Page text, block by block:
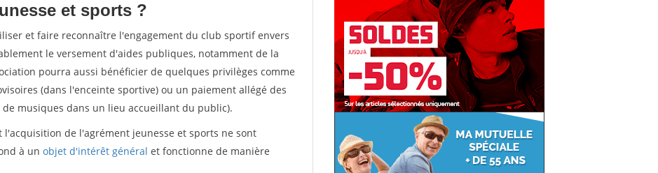
et sports ?
et faire reconnaître l'engagement du club sportif envers
le versement d'aides publiques, notamment de la
pourra aussi bénéficier de quelques privilèges comme
(dans l'enceinte sportive) ou un paiement allégé des
de musiques dans un lieu accueillant du public).
de l'agrément jeunesse et sports ne sont
à un objet d'intérêt général et fonctionne de manière